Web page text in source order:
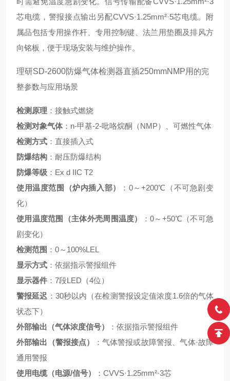
芯电缆，警报接点输出另配CVVS·1.25mm²·5芯电缆。附
属品包括专用操作杆、专用控制键、法兰用垫圈及排风方
向铭板，便于现场安装与维护操作。
理研SD-2600防爆气体检测器直插250mmNMP用 的完
整参数与应用场景
检测原理 ：接触式燃烧
检测对象气体：n-甲基-2-吡咯烷酮（NMP）、可燃性气体
检测方式 ：直接插入式
防爆结构 ：耐压防爆结构
防爆等级 ：Ex d IIC T2
使用温度范围（炉内插入部）
：0～+200℃（不可急剧变
化）
使用温度范围（主体外壳周围温度）
：0～+50℃（不可急
剧变化）
检测范围 ：0～100%LEL
显示方式 ：依据指示警报组件
显示器件 ：7段LED（4位）
警报延迟 ：30秒以内（在检测警报设定值浓度1.6倍的气体
状态下）
外部输出（气体浓度信号）
：依据指示警报组件
外部输出（警报接点）
：气体警报或故障警报、气体·故障
通用警报
使用电缆（电源/信号）
：CVVS·1.25mm²·3芯